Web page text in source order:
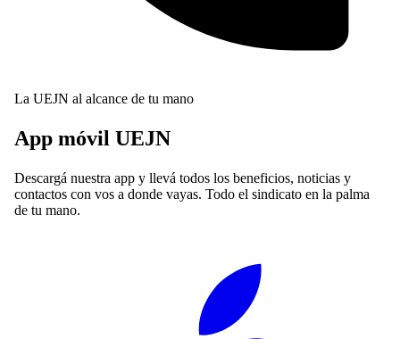
La UEJN al alcance de tu mano
App móvil UEJN
Descargá nuestra app y llevá todos los beneficios, noticias y
contactos con vos a donde vayas. Todo el sindicato en la palma
de tu mano.